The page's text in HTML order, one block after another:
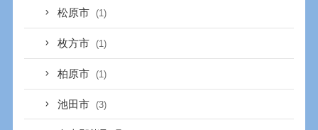
松原市 (1)
枚方市 (1)
柏原市 (1)
池田市 (3)